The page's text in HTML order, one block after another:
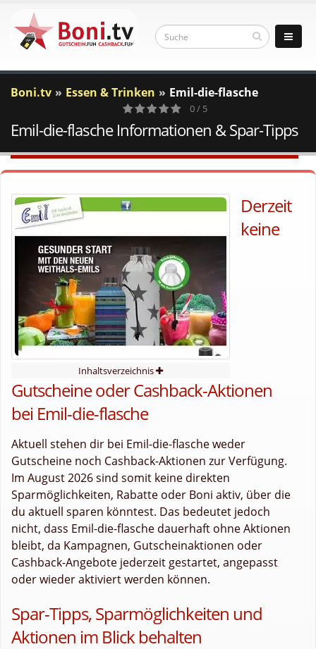
Boni.tv Essen & Trinken Emil-die-flasche
0
Votes
0 / 5
Emil-die-flasche Informationen & Spar-Tipps
Inhaltsverzeichnis
Derzeit
keine
Gutscheine oder Cashback-Aktionen
bei Emil-die-flasche
Aktuell stehen dir bei Emil-die-flasche weder
Gutscheine noch Cashback-Aktionen zur Verfügung.
Im August 2026 sind somit keine direkten
Sparmöglichkeiten, Rabatte oder Boni aktiv, über die
du aktuell sparen könntest. Das bedeutet jedoch
nicht, dass Emil-die-flasche dauerhaft ohne Aktionen
bleibt, da Kampagnen, Gutscheinaktionen oder
Cashback-Angebote jederzeit gestartet, angepasst
oder wieder aktiviert werden können.
Spar-Tipps, Sparmöglichkeiten und
Aktionen im Blick behalten